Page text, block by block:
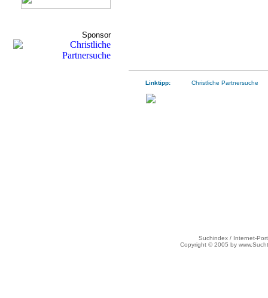
Sponsor
Linktipp: Christliche Partnersuche
Suchindex / Internet-
Copyright © 2005 by